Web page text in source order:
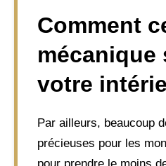
Comment
mécanique
votre
Par ailleurs, beaucoup
précieuses pour les
pour prendre le moins